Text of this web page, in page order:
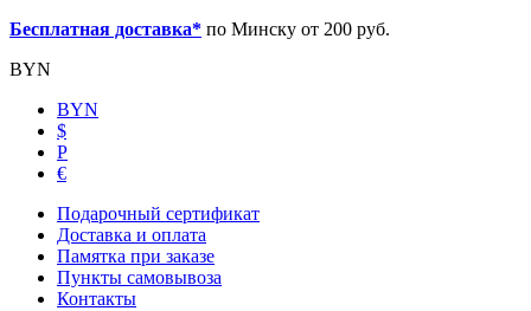
Бесплатная доставка* по Минску от 200 руб.
BYN
BYN
$
Р
€
Подарочный сертификат
Доставка и оплата
Памятка при заказе
Пункты самовывоза
Контакты